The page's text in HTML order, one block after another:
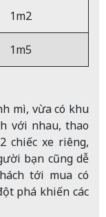
1m2
1m5
mì, vừa có khu
với nhau, thao
chiếc xe riêng,
bạn cũng dễ
tới mua có
phá khiến các